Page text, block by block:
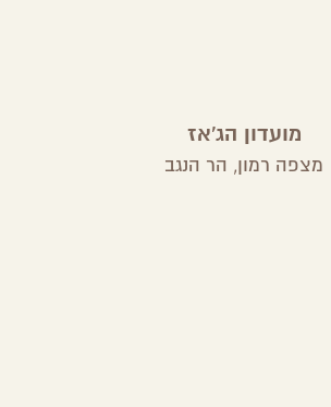
מועדון הג'אז
מצפה רמון, הר הנגב